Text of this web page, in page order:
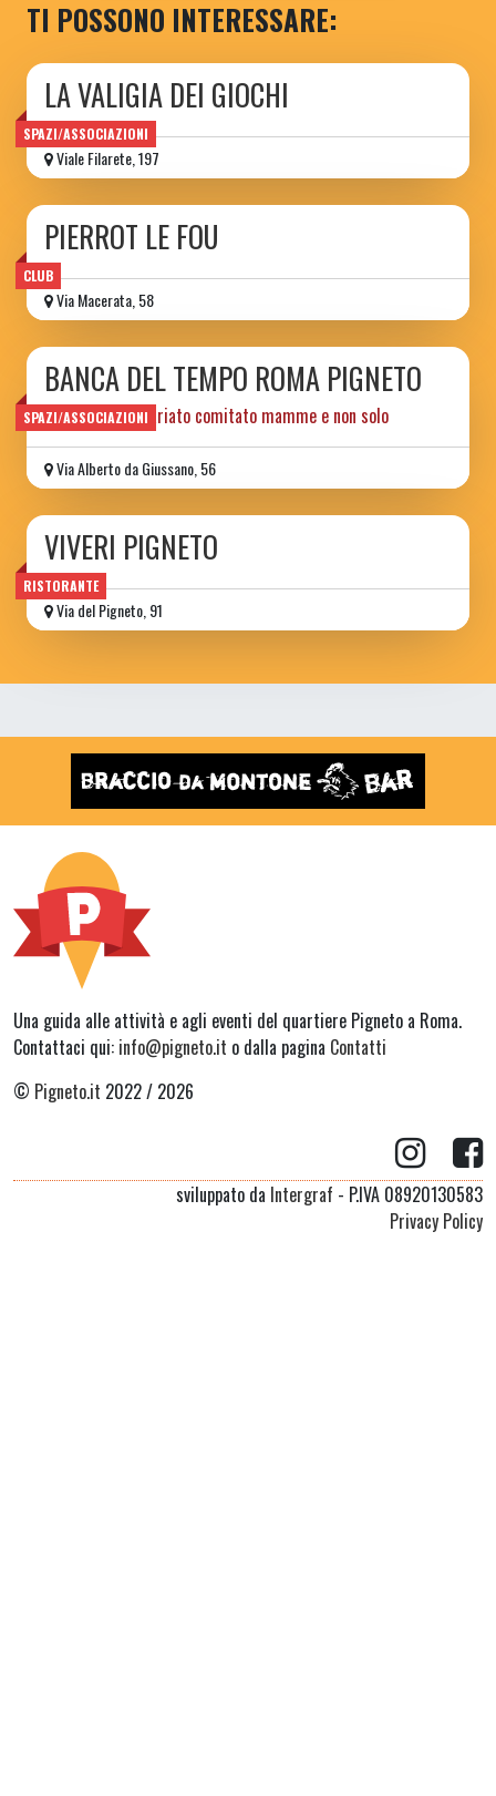
TI POSSONO INTERESSARE:
SPAZI/ASSOCIAZIONI
LA VALIGIA DEI GIOCHI
Viale Filarete, 197
CLUB
PIERROT LE FOU
Via Macerata, 58
SPAZI/ASSOCIAZIONI
BANCA DEL TEMPO ROMA PIGNETO
ass.ne di volontariato comitato mamme e non solo
Via Alberto da Giussano, 56
RISTORANTE
VIVERI PIGNETO
Via del Pigneto, 91
Una guida alle attività e agli eventi del quartiere Pigneto a Roma.
Contattaci qui: info@pigneto.it o dalla pagina Contatti
© Pigneto.it 2022 / 2026
sviluppato da Intergraf - P.IVA 08920130583
Privacy Policy